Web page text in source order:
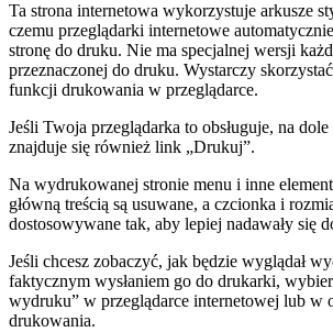
Ta strona internetowa wykorzystuje arkusze
czemu przeglądarki internetowe
stronę do druku. Nie ma specjalnej wersji
przeznaczonej do druku. Wystarczy
funkcji drukowania w przeglądarce.
Jeśli Twoja przeglądarka to obsługuje, na
znajduje się również link „Drukuj”.
Na wydrukowanej stronie menu i inne
główną treścią są usuwane, a czcionka i
dostosowywane tak, aby lepiej nadawały się
Jeśli chcesz zobaczyć, jak będzie wyglądał
faktycznym wysłaniem go do drukarki,
wydruku” w przeglądarce internetowej lub w
drukowania.